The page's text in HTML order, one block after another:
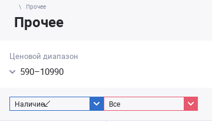
Прочее
Прочее
Ценовой диапазон
590–10990
Наличие Все